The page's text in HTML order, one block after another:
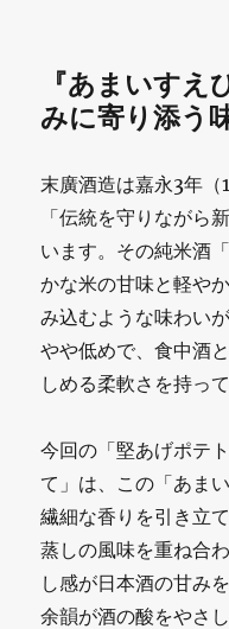
『あまいす
みに寄り添う
末廣酒造は嘉永3年（
「伝統を守りながら
います。その純米酒
かな米の甘味と軽や
み込むような味わい
やや低めで、食中酒
しめる柔軟さを持って
今回の「堅あげポテ
て」は、この「あま
繊細な香りを引き立
蒸しの風味を重ね合
し感が日本酒の甘み
余韻が酒の酸をやさ